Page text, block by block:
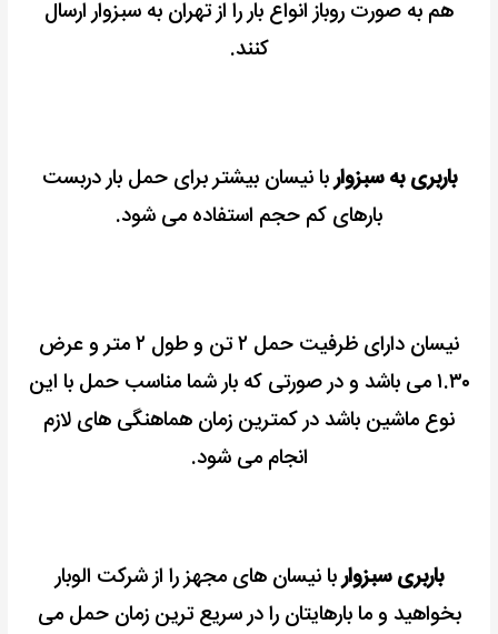
هم به صورت روباز انواع بار را از تهران به سبزوار ارسال
کنند.
باربری به سبزواربا نیسان بیشتر برای حمل بار دربست
بارهای کم حجم استفاده می شود.
نیسان دارای ظرفیت حمل ۲ تن و طول ۲ متر و عرض
۱.۳۰ می باشد و در صورتی که بار شما مناسب حمل با این
نوع ماشین باشد در کمترین زمان هماهنگی های لازم
انجام می شود.
باربری سبزواربا نیسان های مجهز را از شرکت الوبار
بخواهید و ما بارهایتان را در سریع ترین زمان حمل می